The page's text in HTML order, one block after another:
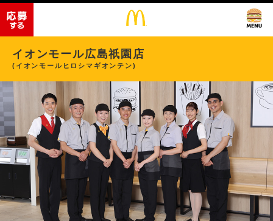
イオンモール広島祇園店
(イオンモールヒロシマギオンテン)